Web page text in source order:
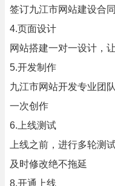
签订九江市网站建设合
4.页面设计
网站搭建一对一设计，
5.开发制作
九江市网站开发专业团
一次创作
6.上线测试
上线之前，进行多轮测
及时修改绝不拖延
8.开通上线